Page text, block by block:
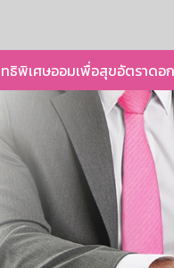
ธิพิเศษออมเพื่อสุขอัตราดอ